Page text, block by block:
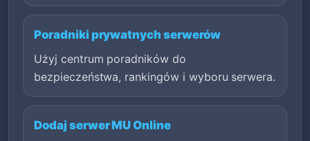
Poradniki prywatnych serwerów
Użyj centrum poradników do
bezpieczeństwa, rankingów i wyboru serwera.
Dodaj serwer MU Online